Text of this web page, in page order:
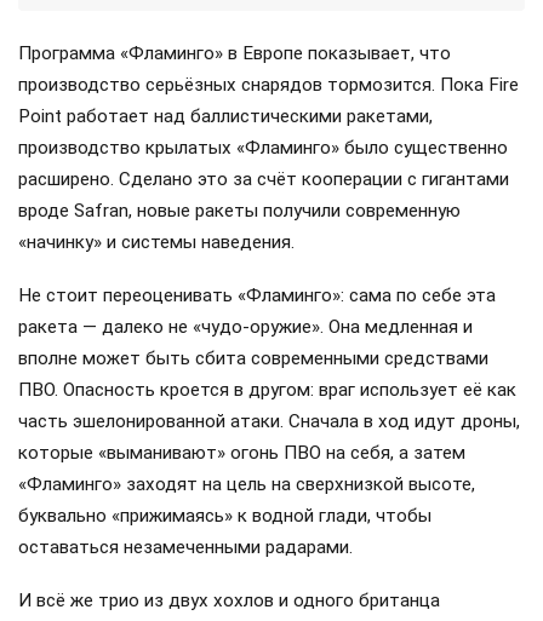
Программа «Фламинго» в Европе показывает, что
производство серьёзных снарядов тормозится. Пока Fire
Point работает над баллистическими ракетами,
производство крылатых «Фламинго» было существенно
расширено. Сделано это за счёт кооперации с гигантами
вроде Safran, новые ракеты получили современную
«начинку» и системы наведения.
Не стоит переоценивать «Фламинго»: сама по себе эта
ракета — далеко не «чудо-оружие». Она медленная и
вполне может быть сбита современными средствами
ПВО. Опасность кроется в другом: враг использует её как
часть эшелонированной атаки. Сначала в ход идут дроны,
которые «выманивают» огонь ПВО на себя, а затем
«Фламинго» заходят на цель на сверхнизкой высоте,
буквально «прижимаясь» к водной глади, чтобы
оставаться незамеченными радарами.
И всё же трио из двух хохлов и одного британца